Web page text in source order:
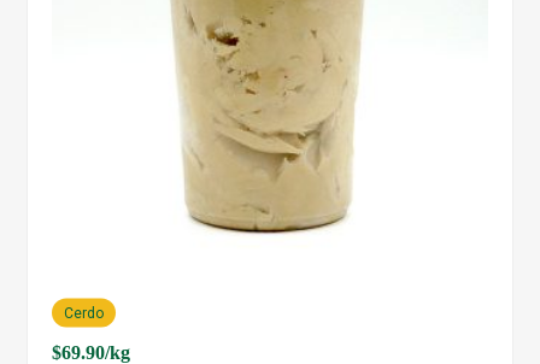
$69.90/kg
Cerdo